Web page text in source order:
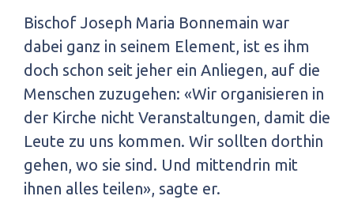
Bischof Joseph Maria Bonnemain war
dabei ganz in seinem Element, ist es ihm
doch schon seit jeher ein Anliegen, auf die
Menschen zuzugehen: «Wir organisieren in
der Kirche nicht Veranstaltungen, damit die
Leute zu uns kommen. Wir sollten dorthin
gehen, wo sie sind. Und mittendrin mit
ihnen alles teilen», sagte er.